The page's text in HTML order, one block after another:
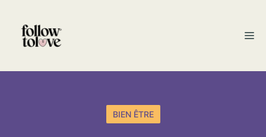
contenu
BIEN ÊTRE